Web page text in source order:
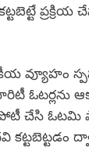
ప్రక్రియ
వ్యూహం
ఓటర్లను
పోటీ చేసి